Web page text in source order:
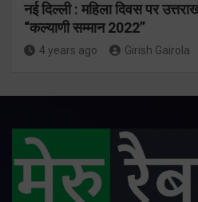
नई दिल्ली : महिला दिवस पर
“कल्याणी सम्मान 2022”
4 years ago Girish Gairola